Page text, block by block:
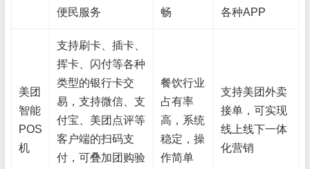
便民服务
畅
各种APP
美团
智能
POS
机
支持刷卡、插卡、
挥卡、闪付等各种
类型的银行卡交
易，支持微信、支
付宝、美团点评等
客户端的扫码支
付，可叠加团购验
餐饮行业
占有率
高，系统
稳定，操
作简单
支持美团外卖
接单，可实现
线上线下一体
化营销